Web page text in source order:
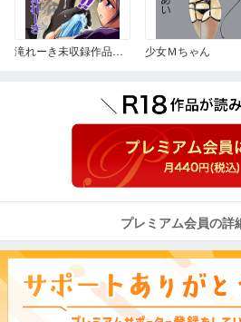
滝れーき未収録作品集 姉はムテキ 少女Ｍちゃん
プレミアム会員の詳